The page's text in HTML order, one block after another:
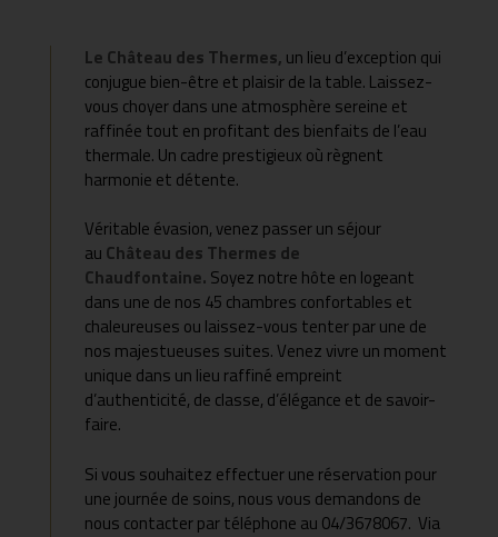
Le Château des Thermes, un lieu d’exception qui
conjugue bien-être et plaisir de la table. Laissez-
vous choyer dans une atmosphère sereine et
raffinée tout en profitant des bienfaits de l’eau
thermale. Un cadre prestigieux où règnent
harmonie et détente.
Véritable évasion, venez passer un séjour
au Château des Thermes de
Chaudfontaine. Soyez notre hôte en logeant
dans une de nos 45 chambres confortables et
chaleureuses ou laissez-vous tenter par une de
nos majestueuses suites. Venez vivre un moment
unique dans un lieu raffiné empreint
d’authenticité, de classe, d’élégance et de savoir-
faire.
Si vous souhaitez effectuer une réservation pour
une journée de soins, nous vous demandons de
nous contacter par téléphone au 04/3678067. Via